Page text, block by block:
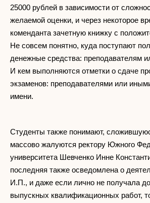
25000 рублей в зависимости от
желаемой оценки, и через некоторое
коменданта зачетную книжку с
Не совсем понятно, куда поступают
денежные средства: преподавателям
И кем выполняются отметки о сдаче
экзаменов: преподавателями или
имени.
Студенты также понимают,
массово жалуются ректору Южного
университета Шевченко Инне
последняя также осведомлена о
И.П., и даже если лично не получала
выпускных квалификационных работ,